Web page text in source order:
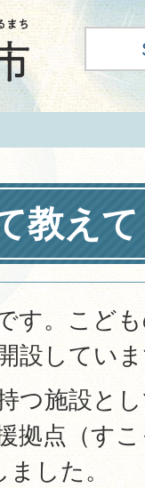
教え
す。こど
設してい
つ施設と
拠点（す
した。